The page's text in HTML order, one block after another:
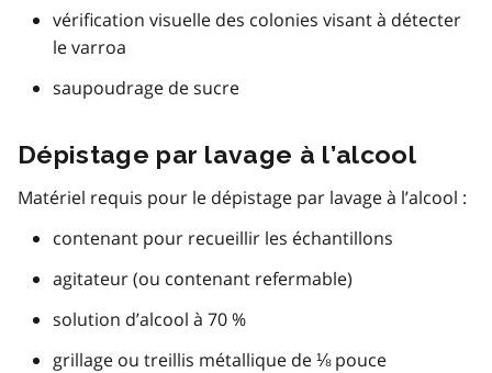
vérification visuelle des colonies visant à détecter
le varroa
saupoudrage de sucre
Dépistage par lavage à l’alcool
Matériel requis pour le dépistage par lavage à l’alcool :
contenant pour recueillir les échantillons
agitateur (ou contenant refermable)
solution d’alcool à 70 %
grillage ou treillis métallique de ⅛ pouce